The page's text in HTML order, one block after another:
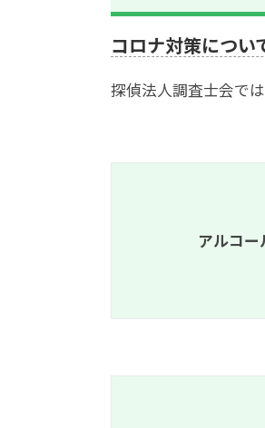
コロナ対策につい
探偵法人調査士会で
アルコ